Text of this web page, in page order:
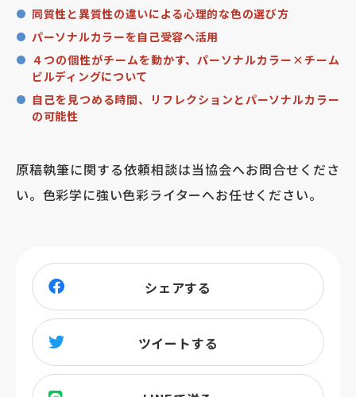
同質性と異質性の違いによる心理的な色の選び方
パーソナルカラーを自己受容へ活用
４つの個性がチームを動かす、パーソナルカラー×チーム
ビルディングについて
自己を見つめる時間、リフレクションとパーソナルカラー
の可能性
原稿執筆に関する依頼相談は当協会へお問合せくださ
い。色彩学に強い色彩ライターへお任せください。
シェアする
ツイートする